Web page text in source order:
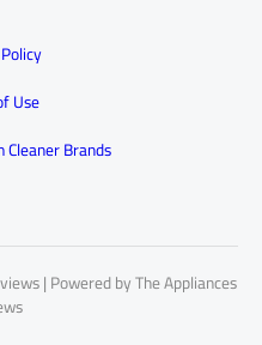
Use
Brands
| Powered by The Appliances